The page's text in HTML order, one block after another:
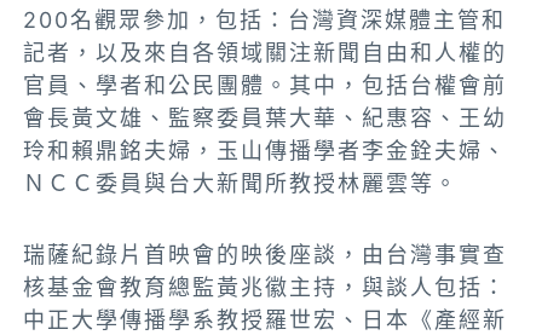
200名觀眾參加，包括：台灣資深媒體主管和
記者，以及來自各領域關注新聞自由和人權的
官員、學者和公民團體。其中，包括台權會前
會長黃文雄、監察委員葉大華、紀惠容、王幼
玲和賴鼎銘夫婦，玉山傳播學者李金銓夫婦、
ＮＣＣ委員與台大新聞所教授林麗雲等。
瑞薩紀錄片首映會的映後座談，由台灣事實查
核基金會教育總監黃兆徽主持，與談人包括：
中正大學傳播學系教授羅世宏、日本《產經新